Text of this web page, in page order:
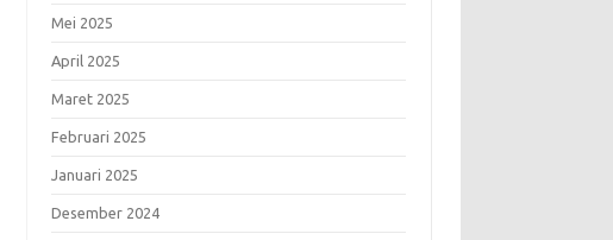
Mei 2025
April 2025
Maret 2025
Februari 2025
Januari 2025
Desember 2024